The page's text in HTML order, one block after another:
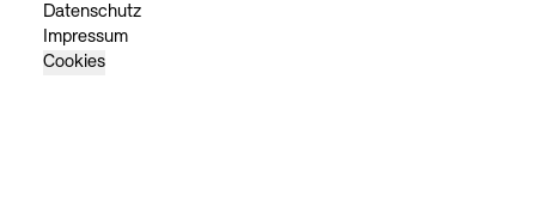
Datenschutz
Impressum
Cookies